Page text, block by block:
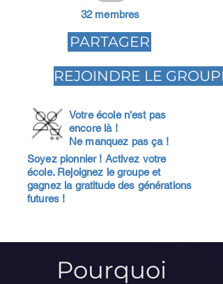
32 membres
PARTAGER
REJOINDRE LE GROUPE
Votre école n'est pas
encore là !
Ne manquez pas ça !
Soyez pionnier ! Activez votre
école. Rejoignez le groupe et
gagnez la gratitude des générations
futures !
Pourquoi